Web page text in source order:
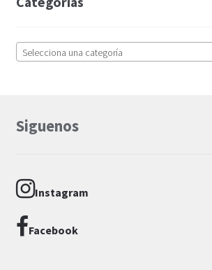
Selecciona una categoría
Siguenos
Instagram
Facebook